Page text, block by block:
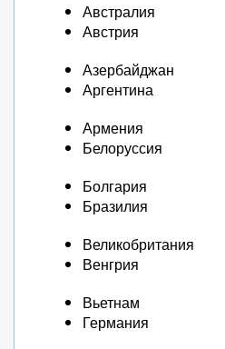
Австралия
Австрия
Азербайджан
Аргентина
Армения
Белоруссия
Болгария
Бразилия
Великобритания
Венгрия
Вьетнам
Германия